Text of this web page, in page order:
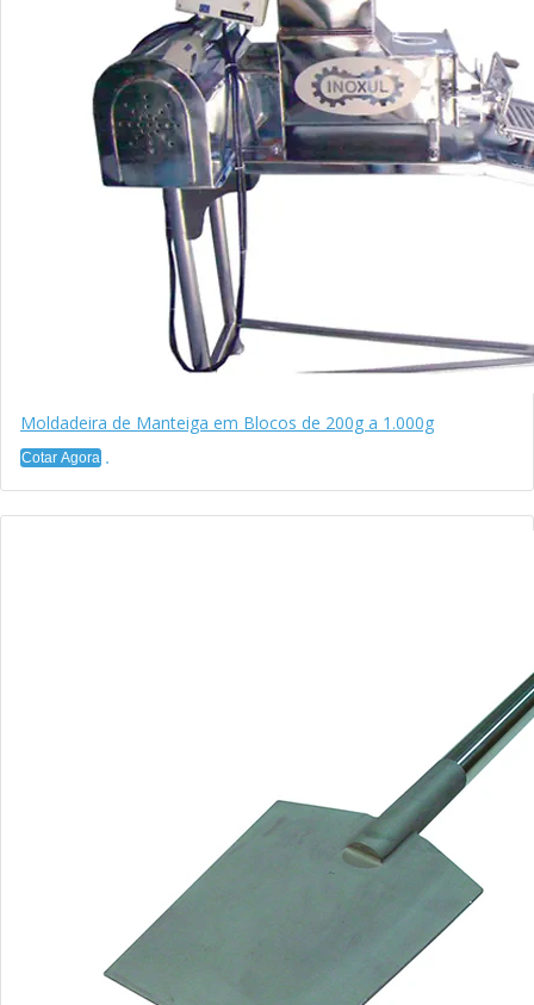
Moldadeira de Manteiga em Blocos de 200g a 1.000g
Cotar Agora